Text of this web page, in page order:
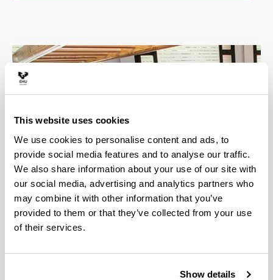
This website uses cookies
We use cookies to personalise content and ads, to
provide social media features and to analyse our traffic.
We also share information about your use of our site with
our social media, advertising and analytics partners who
may combine it with other information that you’ve
provided to them or that they’ve collected from your use
of their services.
Show details